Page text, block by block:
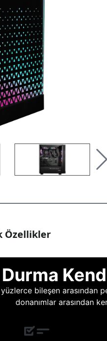
Özellikler
Durma
bileşen
donanımlar arasından